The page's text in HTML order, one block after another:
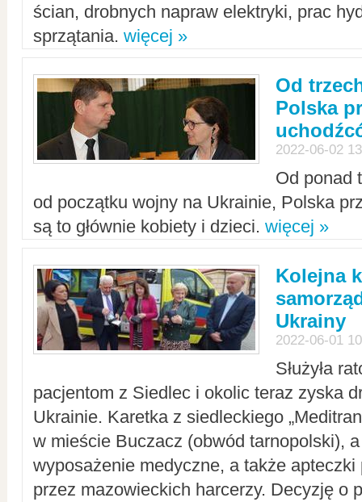
ścian, drobnych napraw elektryki, prac
sprzątania. więcej »
Od
Polska
2022-06-02
Od ponad
od początku wojny na Ukrainie, Polska
są to głównie kobiety i dzieci. więcej »
Kolejna
Ukrainy
2022-06-01
Służyła
pacjentom z Siedlec i okolic teraz zyska
Ukrainie. Karetka z siedleckiego
w mieście Buczacz (obwód tarnopolski),
wyposażenie medyczne, a także apteczki
przez mazowieckich harcerzy. Decyzję o